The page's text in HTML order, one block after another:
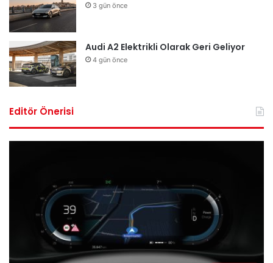
3 gün önce
Audi A2 Elektrikli Olarak Geri Geliyor
4 gün önce
Editör Önerisi